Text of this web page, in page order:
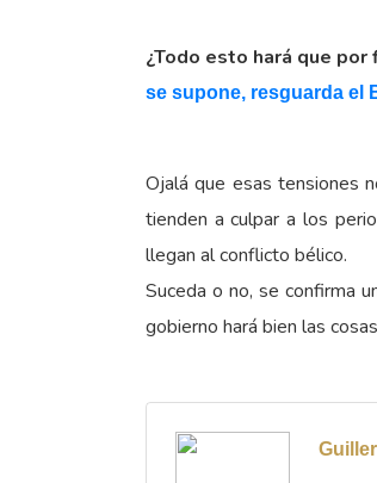
¿Todo esto hará que
se supone, resguarda el
Ojalá que esas tensiones
tienden a culpar a los
llegan al conflicto bélico.
Suceda o no, se confirma
gobierno hará bien las